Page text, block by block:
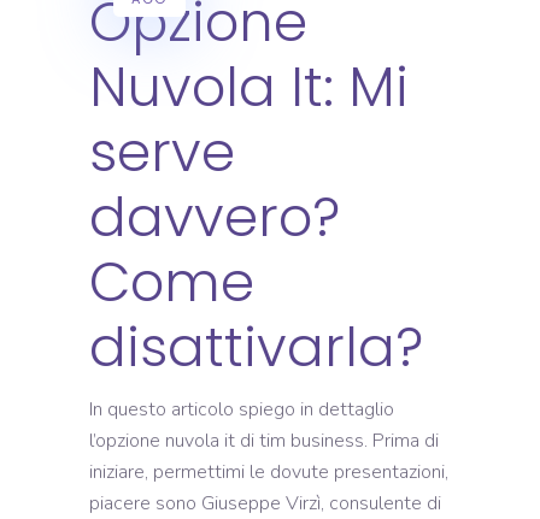
Opzione
Nuvola It: Mi
serve
davvero?
Come
disattivarla?
In questo articolo spiego in dettaglio
l’opzione nuvola it di tim business. Prima di
iniziare, permettimi le dovute presentazioni,
piacere sono Giuseppe Virzì, consulente di